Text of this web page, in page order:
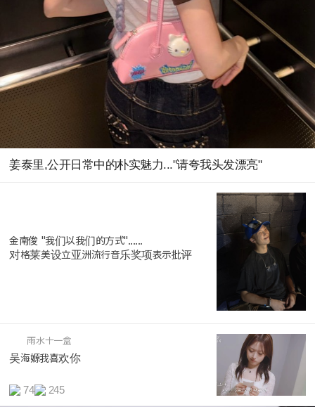
姜泰里,公开日常中的朴实魅力..."请夸我头发漂亮"
金南俊 "我们以我们的方式"......
对格莱美设立亚洲流行音乐奖项表示批评
雨水十一盒
吴海嫄我喜欢你
74 245